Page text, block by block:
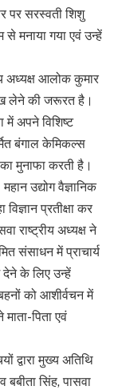
सरस्वती शिशु
से मनाया गया एवं उन्हें
अध्यक्ष आलोक कुमार
लेने की जरूरत है।
में अपने विशिष्ट
बंगाल केमिकल्स
मुनाफा करती है।
उद्योग वैज्ञानिक
प्रतीक्षा कर
राष्ट्रीय अध्यक्ष ने
संसाधन में प्राचार्य
देने के लिए उन्हें
को आशीर्वचन में
पिता एवं
द्वारा मुख्य अतिथि
सिंह, पासवा